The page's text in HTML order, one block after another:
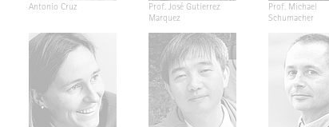
Antonio Cruz
Prof. José Gutierrez
Marquez
Prof. Michael
Schumacher